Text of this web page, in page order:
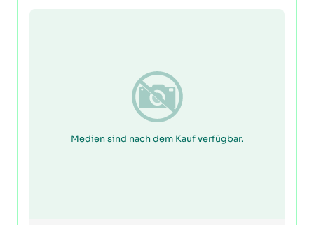
Medien sind nach dem Kauf verfügbar.